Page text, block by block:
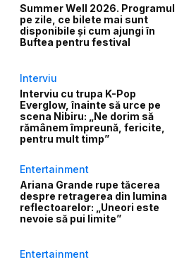
Summer Well 2026. Programul
pe zile, ce bilete mai sunt
disponibile și cum ajungi în
Buftea pentru festival
Interviu
Interviu cu trupa K-Pop
Everglow, înainte să urce pe
scena Nibiru: „Ne dorim să
rămânem împreună, fericite,
pentru mult timp”
Entertainment
Ariana Grande rupe tăcerea
despre retragerea din lumina
reflectoarelor: „Uneori este
nevoie să pui limite”
Entertainment